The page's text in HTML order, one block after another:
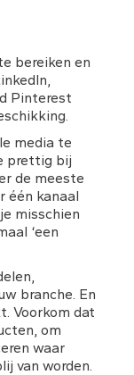
bereiken en
Pinterest
media te
prettig bij
de meeste
één kanaal
misschien
‘een
branche. En
Voorkom dat
om
waar
van worden.